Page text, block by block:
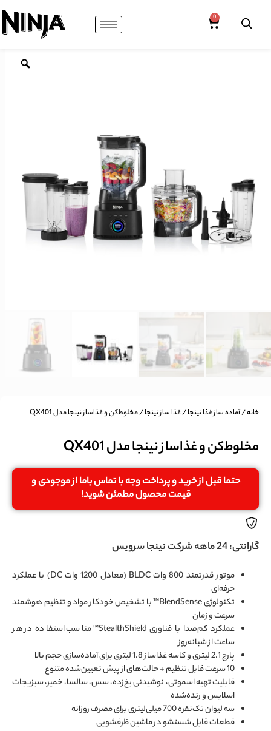
خانه/آماده ساز غذا نینجا/غذا ساز نینجا/ مخلوط‌کن و غذاساز نینجا مدل QX401
مخلوط‌کن و غذاساز نینجا مدل QX401
حتما قبل از خرید و پرداخت وجه با تماس باما از موجودی و
قیمت محصول مطمئن شوید!
گارانتی: 24 ماهه شرکت نینجا سرویس
موتور قدرتمند 800 وات BLDC (معادل 1200 وات DC) با عملکرد
حرفه‌ای
تکنولوژی BlendSense™ با تشخیص خودکار مواد و تنظیم هوشمند
سرعت و زمان
عملکرد کم‌صدا با فناوری StealthShield™ مناسب استفاده در هر
ساعت از شبانه‌روز
پارچ 2.1 لیتری و کاسه غذاساز 1.8 لیتری برای آماده‌سازی حجم بالا
10 سرعت قابل تنظیم + حالت‌های از پیش تعیین‌شده متنوع
قابلیت تهیه اسموتی، نوشیدنی یخ‌زده، سس، سالسا، خمیر، سبزیجات
اسلایس و رنده‌شده
سه لیوان تک‌نفره 700 میلی‌لیتری برای مصرف روزانه
قطعات قابل شستشو در ماشین ظرفشویی